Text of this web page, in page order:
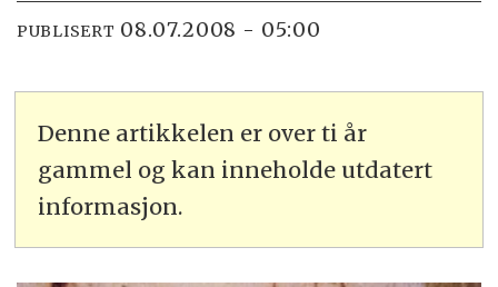
PUBLISERT 08.07.2008 - 05:00
Denne artikkelen er over ti år
gammel og kan inneholde utdatert
informasjon.